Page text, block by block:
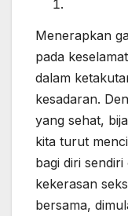
Menerapkan
pada
dalam
kesadaran.
yang sehat,
kita turut
bagi diri
kekerasan
bersama,